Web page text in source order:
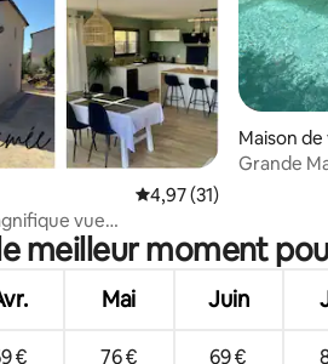
Évaluation moyenne
4,97 (31)
vue
Maison de
Grande
meilleur moment
Mai Juin
€ 76 € 69 €